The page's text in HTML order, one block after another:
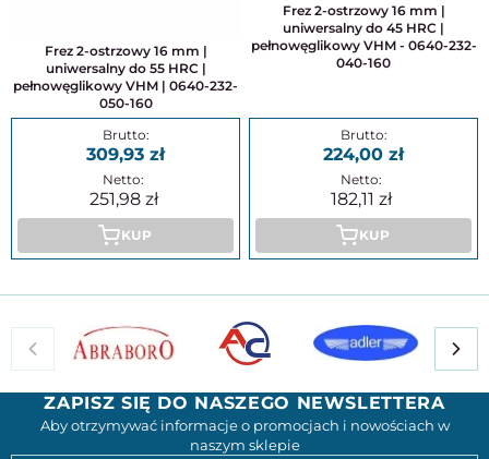
Frez 2-ostrzowy 16 mm |
uniwersalny do 55 HRC |
pełnowęglikowy VHM | 0640-232-
050-160
309,93
251,98
KUP
Frez 2-ostrzowy 16 mm |
uniwersalny do 45 HRC |
pełnowęglikowy VHM - 0640-232-
040-160
224,00
182,11
KUP
ZAPISZ SIĘ DO NASZEGO NEWSLETTERA
Aby otrzymywać informacje o promocjach i nowościach w
naszym sklepie